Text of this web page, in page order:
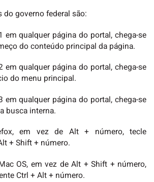
do governo federal são:
em qualquer página do portal, chega-se
do conteúdo principal da página.
em qualquer página do portal, chega-se
do menu principal.
em qualquer página do portal, chega-se
busca interna.
em vez de Alt + número, tecle
+ Shift + número.
OS, em vez de Alt + Shift + número,
Ctrl + Alt + número.